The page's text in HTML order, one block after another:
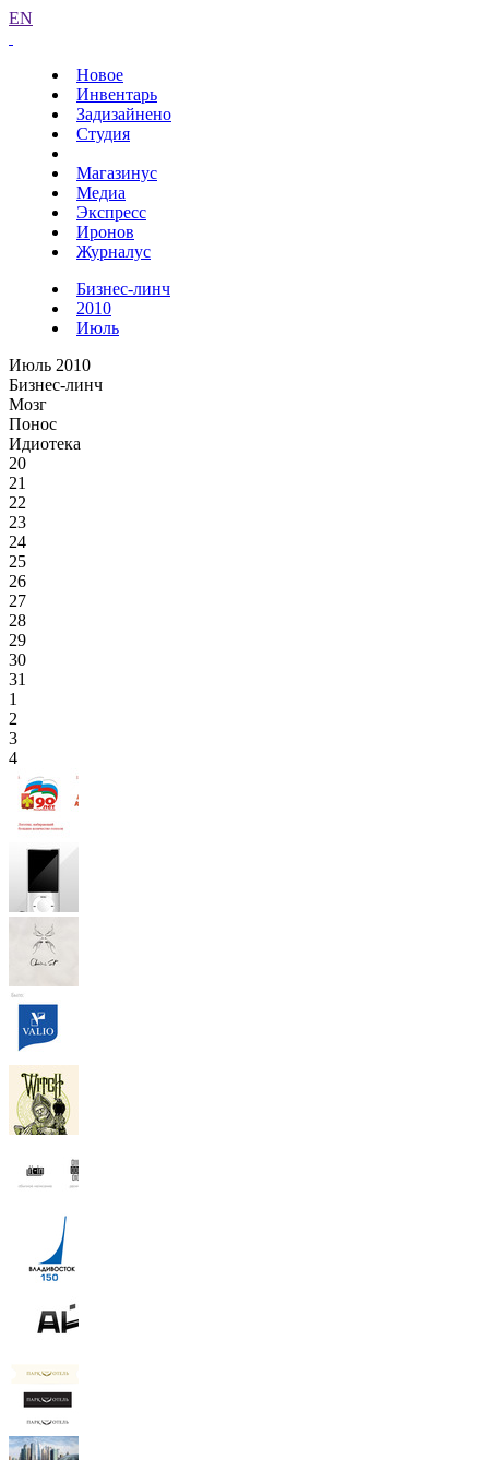
EN
Новое
Инвентарь
Задизайнено
Студия
Магазинус
Медиа
Экспресс
Иронов
Журналус
Бизнес-линч
2010
Июль
Июль 2010
Бизнес-линч
Мозг
Понос
Идиотека
20
21
22
23
24
25
26
27
28
29
30
31
1
2
3
4